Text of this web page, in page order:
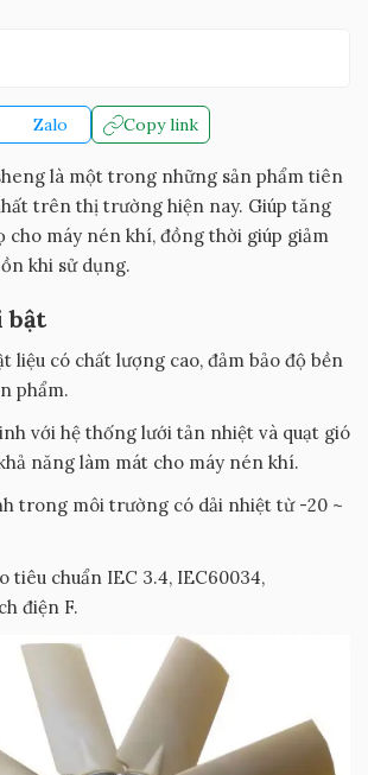
Zalo Copy link
là một trong những sản phẩm tiên
trên thị trường hiện nay. Giúp tăng
cho máy nén khí, đồng thời giúp giảm
khi sử dụng.
bật
liệu có chất lượng cao, đảm bảo độ bền
phẩm.
với hệ thống lưới tản nhiệt và quạt gió
năng làm mát cho máy nén khí.
trong môi trường có dải nhiệt từ -20 ~
tiêu chuẩn IEC 3.4, IEC60034,
điện F.